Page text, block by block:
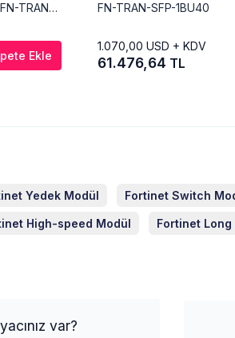
TRAN-
Ekle
FN-TRAN-SFP-1BU40
1.070,00 USD + KDV
61.476,64 TL
Yedek Modül Fortinet Switch
High-speed Modül Fortinet Long
var?